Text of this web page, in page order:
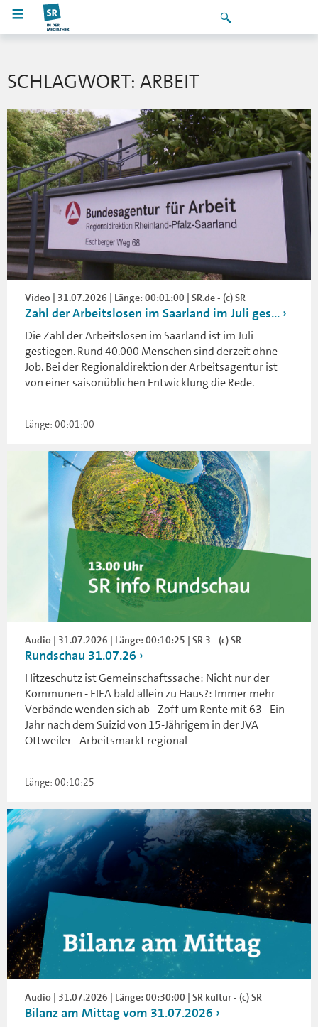
SCHLAGWORT: ARBEIT
Video | 31.07.2026 | Länge: 00:01:00 | SR.de - (c) SR
Zahl der Arbeitslosen im Saarland im Juli ges...
Die Zahl der Arbeitslosen im Saarland ist im Juli
gestiegen. Rund 40.000 Menschen sind derzeit ohne
Job. Bei der Regionaldirektion der Arbeitsagentur ist
von einer saisonüblichen Entwicklung die Rede.
Länge: 00:01:00
Audio | 31.07.2026 | Länge: 00:10:25 | SR 3 - (c) SR
Rundschau 31.07.26
Hitzeschutz ist Gemeinschaftssache: Nicht nur der
Kommunen - FIFA bald allein zu Haus?: Immer mehr
Verbände wenden sich ab - Zoff um Rente mit 63 - Ein
Jahr nach dem Suizid von 15-Jährigem in der JVA
Ottweiler - Arbeitsmarkt regional
Länge: 00:10:25
Audio | 31.07.2026 | Länge: 00:30:00 | SR kultur - (c) SR
Bilanz am Mittag vom 31.07.2026